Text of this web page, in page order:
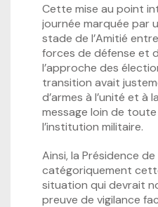
Cette mise au point
journée marquée par
stade de l’Amitié
forces de défense et
l’approche des
transition avait
d’armes à l’unité et à
message loin de
l’institution militaire.
Ainsi, la Présidence
catégoriquement
situation qui devrait
preuve de vigilance